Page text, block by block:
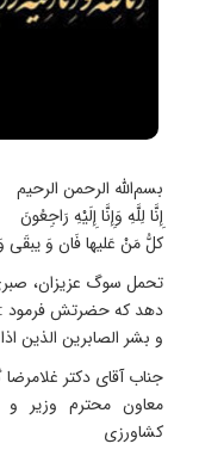
بسم‌الله الرحمن الرحیم
إِنَّا لِلَّهِ وَإِنَّا إِلَیْهِ رَاجِعُونَ
کلُّ مَنْ عَلیها فَان وَ یبقَی
تحمل سوگ عزیزان،
دهد که حضرتش فرمود :
و بشر الصابرین الذین
جناب آقای دکتر
معاون محترم وزیر
کشاورزی